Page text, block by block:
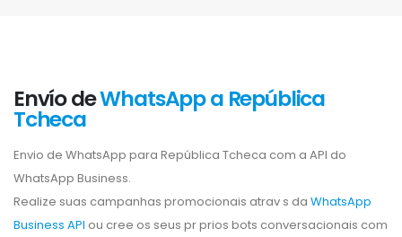
Envío deWhatsApp a República
Tcheca
Envio de WhatsApp para República Tcheca com a API do
WhatsApp Business.
Realize suas campanhas promocionais atrav s da WhatsApp
Business API ou cree os seus pr prios bots conversacionais com